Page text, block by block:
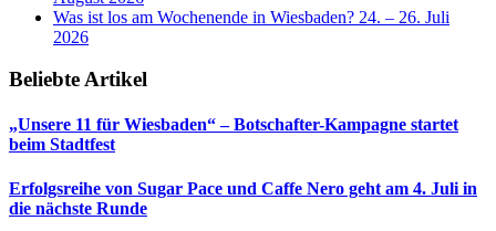
Was ist los am Wochenende in Wiesbaden? 24. – 26. Juli
2026
Beliebte Artikel
„Unsere 11 für Wiesbaden“ – Botschafter-Kampagne startet
beim Stadtfest
Erfolgsreihe von Sugar Pace und Caffe Nero geht am 4. Juli in
die nächste Runde